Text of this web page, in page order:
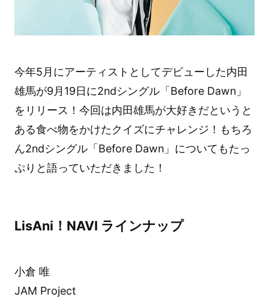
今年5月にアーティストとしてデビューした内田
雄馬が9月19日に2ndシングル「Before Dawn」
をリリース！今回は内田雄馬が大好きだというと
ある食べ物をかけたクイズにチャレンジ！もちろ
ん2ndシングル「Before Dawn」についてもたっ
ぷりと語っていただきました！
LisAni！NAVI ラインナップ
小倉 唯
JAM Project